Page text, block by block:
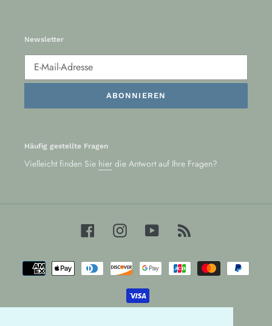
Newsletter
ABONNIEREN
Häufig gestellte Fragen
Vielleicht finden Sie hier die Antwort auf Ihre Fragen?
FacebookInstagramYouTube
Zahlungsarten